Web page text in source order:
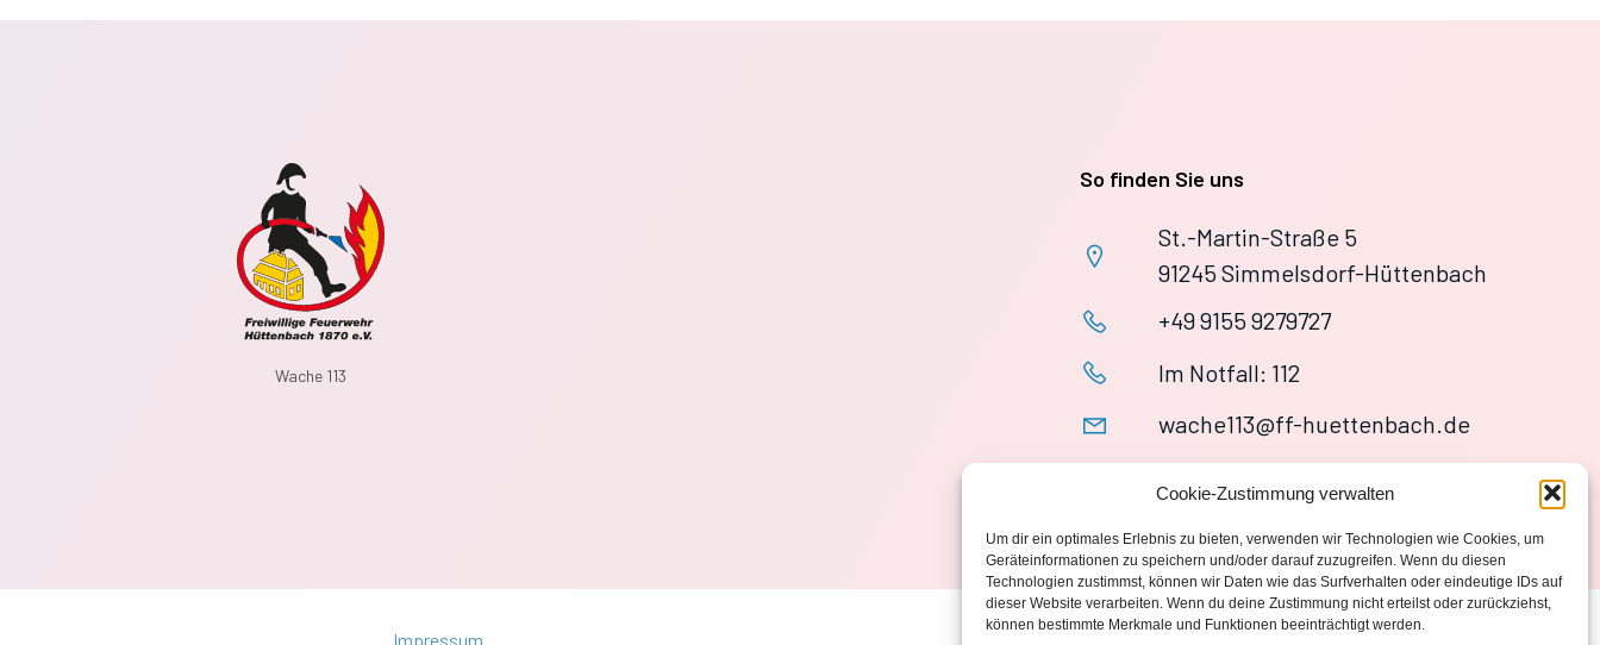
Cookie-Zustimmung verwalten
Um dir ein optimales Erlebnis zu bieten, verwenden wir Technologien wie Cookies, um
Geräteinformationen zu speichern und/oder darauf zuzugreifen. Wenn du diesen
Technologien zustimmst, können wir Daten wie das Surfverhalten oder eindeutige IDs auf
dieser Website verarbeiten. Wenn du deine Zustimmung nicht erteilst oder zurückziehst,
können bestimmte Merkmale und Funktionen beeinträchtigt werden.
Wache 113
So finden Sie uns
St.-Martin-Straße 5
91245 Simmelsdorf-Hüttenbach
+49 9155 9279727
Im Notfall: 112
wache113@ff-huettenbach.de
Impressum